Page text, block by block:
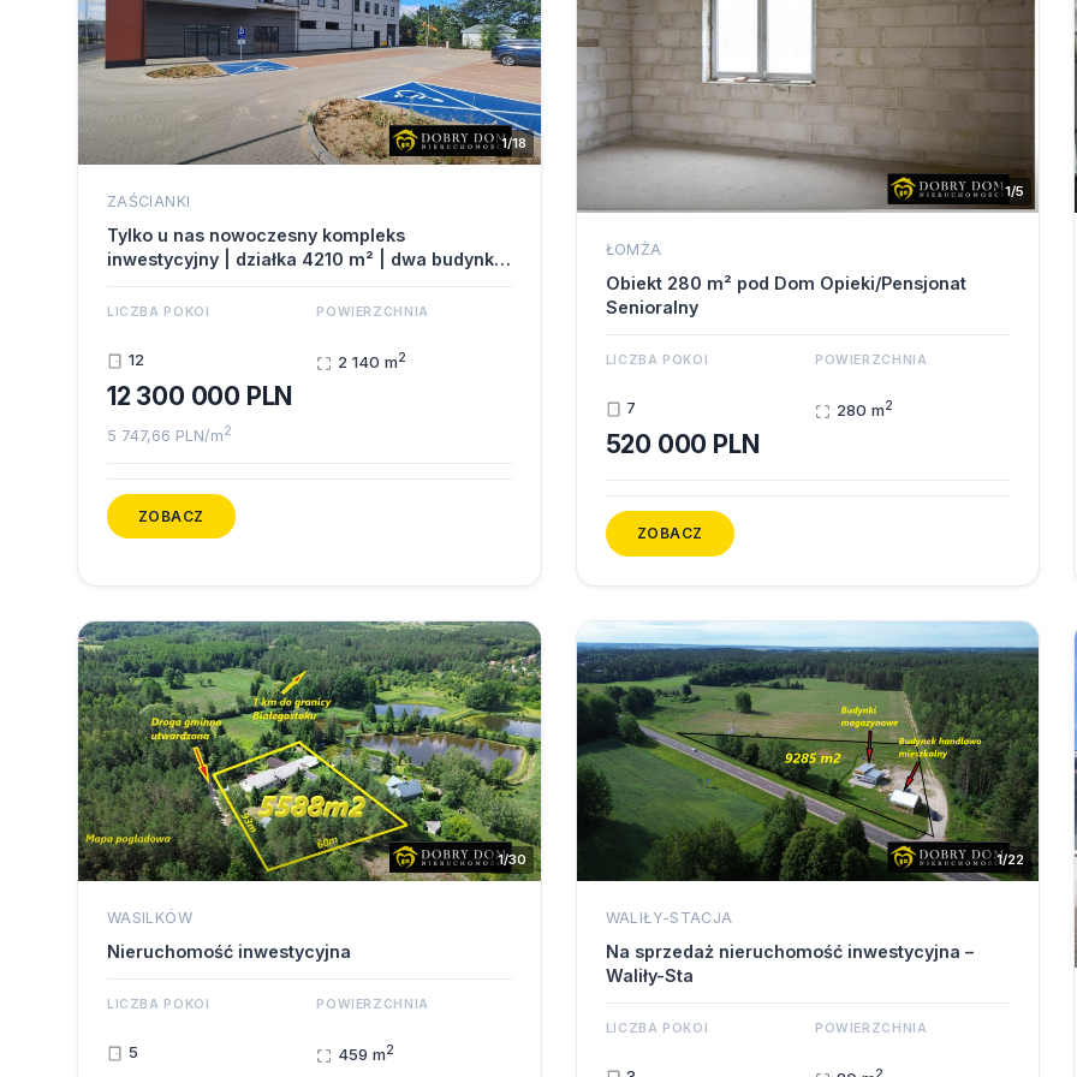
1/18
ZAŚCIANKI
Tylko u nas nowoczesny kompleks
inwestycyjny | działka 4210 m² | dwa budynki
LICZBA POKOI
12
POWIERZCHNIA
2 140 m2
12 300 000 PLN
5 747,66 PLN/m2
ZOBACZ
1/5
ŁOMŻA
Obiekt 280 m² pod Dom Opieki/Pensjonat
Senioralny
LICZBA POKOI
7
POWIERZCHNIA
280 m2
520 000 PLN
ZOBACZ
1/30
WASILKÓW
Nieruchomość inwestycyjna
LICZBA POKOI
5
POWIERZCHNIA
459 m2
1/22
WALIŁY-STACJA
Na sprzedaż nieruchomość inwestycyjna –
Waliły-Sta
LICZBA POKOI POWIERZCHNIA
2